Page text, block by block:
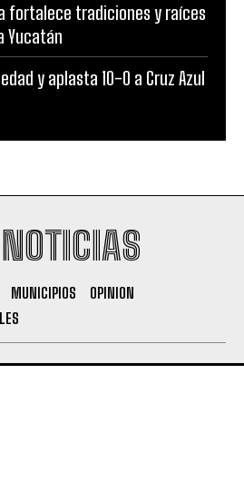
fortalece tradiciones y raíces
Yucatán
y aplasta 10-0 a Cruz Azul
MUNICIPIOS
OPINION